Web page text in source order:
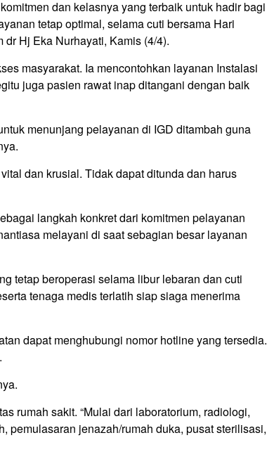
dan kelasnya yang terbaik untuk hadir bagi
tetap optimal, selama cuti bersama Hari
dr Hj Eka Nurhayati, Kamis (4/4).
masyarakat. Ia mencontohkan layanan Instalasi
juga pasien rawat inap ditangani dengan baik
menunjang pelayanan di IGD ditambah guna
dan krusial. Tidak dapat ditunda dan harus
langkah konkret dari komitmen pelayanan
melayani di saat sebagian besar layanan
tetap beroperasi selama libur lebaran dan cuti
tenaga medis terlatih siap siaga menerima
dapat menghubungi nomor hotline yang tersedia.
rumah sakit. “Mulai dari laboratorium, radiologi,
pemulasaran jenazah/rumah duka, pusat sterilisasi,